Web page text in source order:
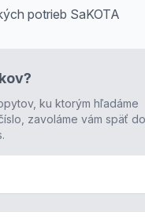
potrieb SaKOTA
ku ktorým hľadáme
zavoláme vám späť